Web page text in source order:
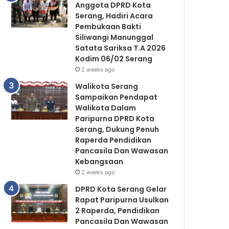
Anggota DPRD Kota
Serang, Hadiri Acara
Pembukaan Bakti
Siliwangi Manunggal
Satata Sariksa T.A 2026
Kodim 06/02 Serang
2 weeks ago
Walikota Serang
Sampaikan Pendapat
Walikota Dalam
Paripurna DPRD Kota
Serang, Dukung Penuh
Raperda Pendidikan
Pancasila Dan Wawasan
Kebangsaan
2 weeks ago
DPRD Kota Serang Gelar
Rapat Paripurna Usulkan
2 Raperda, Pendidikan
Pancasila Dan Wawasan